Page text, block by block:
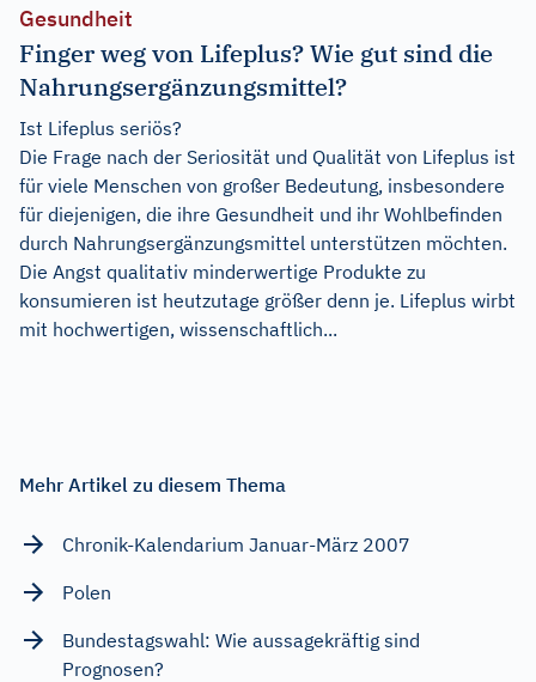
Gesundheit
Finger weg von Lifeplus? Wie gut sind die
Nahrungsergänzungsmittel?
Ist Lifeplus seriös?
Die Frage nach der Seriosität und Qualität von Lifeplus ist
für viele Menschen von großer Bedeutung, insbesondere
für diejenigen, die ihre Gesundheit und ihr Wohlbefinden
durch Nahrungsergänzungsmittel unterstützen möchten.
Die Angst qualitativ minderwertige Produkte zu
konsumieren ist heutzutage größer denn je. Lifeplus wirbt
mit hochwertigen, wissenschaftlich...
Mehr Artikel zu diesem Thema
Chronik-Kalendarium Januar-März 2007
Polen
Bundestagswahl: Wie aussagekräftig sind
Prognosen?